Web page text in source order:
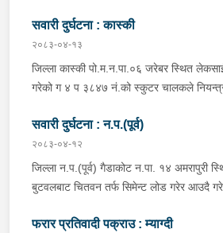
भइरहेको ।
जिल्ला गोरखा सहिदलखन गा.पा.१ बक्राङ बस्ने
सवार वर्ष २७ को शंकर बिश्वकर्मा, शंकर वि.क को
विश्वकर्मा, बस चालक जिल्ला गोरखा पालुङटार
मिलन गुरुङ. गोरखा न.पा.१३ देउराली बस्ने वर्ष
पठाएको ।
सवारी दुर्घटना : कास्की
२०८३-०४-१३
जिल्ला कास्की पो.म.न.पा.०६ जरेबर स्थित
गरेको ग ४ प ३८४७ नं.को स्कुटर चालकले
अर्चलबोट बस्ने बर्ष २४ कि शान्ति नेपाली घाईते
अस्पताल पठाइएको ।
सवारी दुर्घटना : न.प.(पूर्व)
२०८३-०४-१२
जिल्ला न.प.(पूर्व) गैडाकोट न.पा. १४ अमरापुरी
बुटवलबाट चितवन तर्फ सिमेन्ट लोड गरेर आउदै
प ८९४३ नं. को मोटरसाइकल एक आपसमा ठक्कर
फरार प्रतिवादी पक्राउ : म्याग्दी